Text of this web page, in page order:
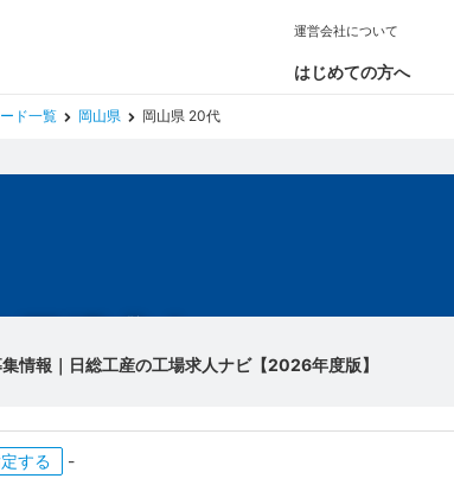
はじめての方へ
運営会社について
ド一覧 岡山県 岡山県 20代
情報｜日総工産の工場求人ナビ【2026年度版】
-